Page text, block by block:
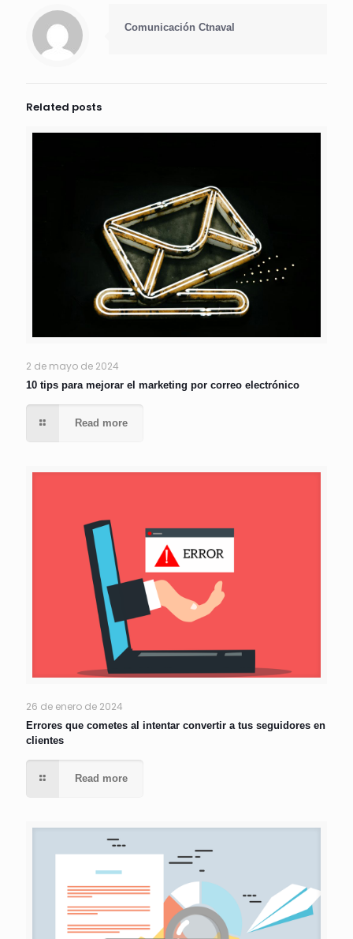
Comunicación Ctnaval
Related posts
2 de mayo de 2024
10 tips para mejorar el marketing por correo electrónico
Read more
26 de enero de 2024
Errores que cometes al intentar convertir a tus seguidores en
clientes
Read more